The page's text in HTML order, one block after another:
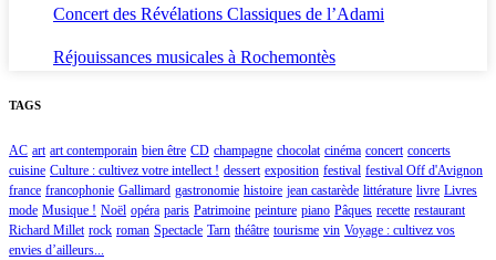
Concert des Révélations Classiques de l’Adami
Réjouissances musicales à Rochemontès
TAGS
AC art art contemporain bien être CD champagne chocolat cinéma concert concerts
cuisine Culture : cultivez votre intellect ! dessert exposition festival festival Off d'Avignon
france francophonie Gallimard gastronomie histoire jean castarède littérature livre Livres
mode Musique ! Noël opéra paris Patrimoine peinture piano Pâques recette restaurant
Richard Millet rock roman Spectacle Tarn théâtre tourisme vin Voyage : cultivez vos
envies d’ailleurs...